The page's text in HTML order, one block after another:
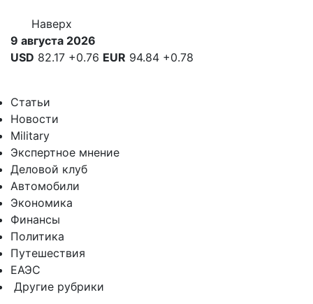
Наверх
9 августа 2026
USD 82.17 +0.76 EUR 94.84 +0.78
Статьи
Новости
Military
Экспертное мнение
Деловой клуб
Автомобили
Экономика
Финансы
Политика
Путешествия
ЕАЭС
Другие рубрики